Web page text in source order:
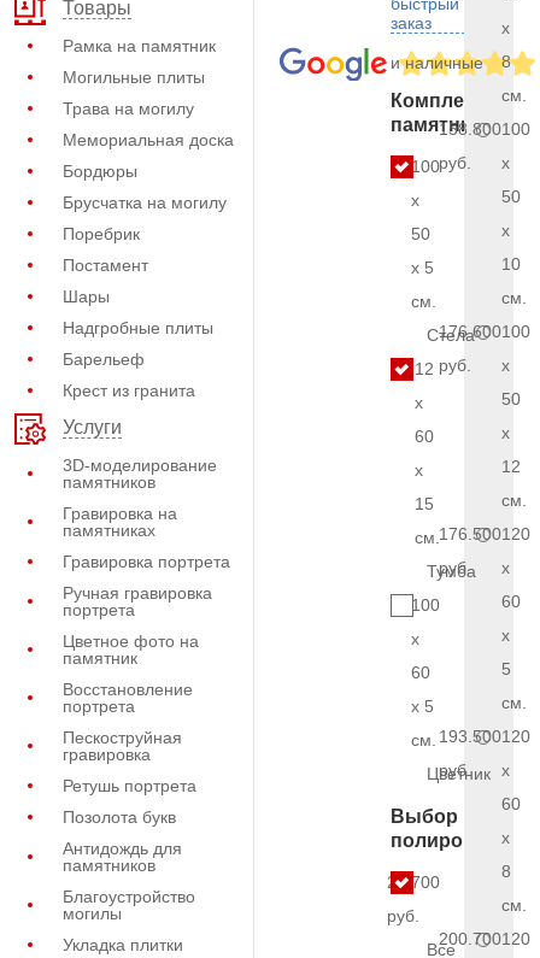
Товары
Рамка на памятник
Могильные плиты
Трава на могилу
Мемориальная доска
Бордюры
Брусчатка на могилу
Поребрик
Постамент
Шары
Надгробные плиты
Барельеф
Крест из гранита
Услуги
3D-моделирование
памятников
Гравировка на
памятниках
Гравировка портрета
Ручная гравировка
портрета
Цветное фото на
памятник
Восстановление
портрета
Пескоструйная
гравировка
Ретушь портрета
Позолота букв
Антидождь для
памятников
Благоустройство
могилы
Укладка плитки
заказ
и наличные
Комплект
памятника
100
x
50
x 5
см.
Стела
12
x
60
x
15
см.
Тумба
100
x
60
x 5
см.
Цветник
Выбор
полировки
21.700
руб.
Все
x
8
см.
158.800
руб.
100
x
50
x
10
см.
176.600
руб.
100
x
50
x
12
см.
176.500
руб.
120
x
60
x
5
см.
193.500
руб.
120
x
60
x
8
см.
200.700120